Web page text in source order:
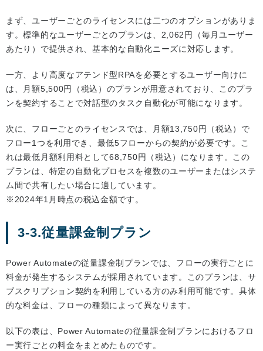
まず、ユーザーごとのライセンスには二つのオプションがありま
す。標準的なユーザーごとのプランは、2,062円（毎月ユーザー
あたり）で提供され、基本的な自動化ニーズに対応します。
一方、より高度なアテンド型RPAを必要とするユーザー向けに
は、月額5,500円（税込）のプランが用意されており、このプラ
ンを契約することで対話型のタスク自動化が可能になります。
次に、フローごとのライセンスでは、月額13,750円（税込）で
フロー1つを利用でき、最低5フローからの契約が必要です。こ
れは最低月額利用料として68,750円（税込）になります。この
プランは、特定の自動化プロセスを複数のユーザーまたはシステ
ム間で共有したい場合に適しています。
※2024年1月時点の税込金額です。
3-3.従量課金制プラン
Power Automateの従量課金制プランでは、フローの実行ごとに
料金が発生するシステムが採用されています。このプランは、サ
ブスクリプション契約を利用している方のみ利用可能です。具体
的な料金は、フローの種類によって異なります。
以下の表は、Power Automateの従量課金制プランにおけるフロ
ー実行ごとの料金をまとめたものです。